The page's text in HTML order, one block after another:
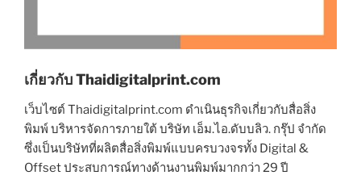
เกี่ยวกับ Thaidigitalprint.com
เว็บไซต์ Thaidigitalprint.com ดำเนินธุรกิจเกี่ยวกับสื่อสิ่ง
พิมพ์ บริหารจัดการภายใต้ บริษัท เอ็ม.ไอ.ดับบลิว. กรุ๊ป จำกัด
ซึ่งเป็นบริษัทที่ผลิตสื่อสิ่งพิมพ์แบบครบวงจรทั้ง Digital &
Offset ประสบการณ์ทางด้านงานพิมพ์มากกว่า 29 ปี